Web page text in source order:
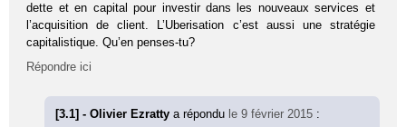
dette et en capital pour investir dans les nouveaux services et
l’acquisition de client. L’Uberisation c’est aussi une stratégie
capitalistique. Qu’en penses-tu?
Répondre ici
[3.1] - Olivier Ezrattya répondu le 9 février 2015 :